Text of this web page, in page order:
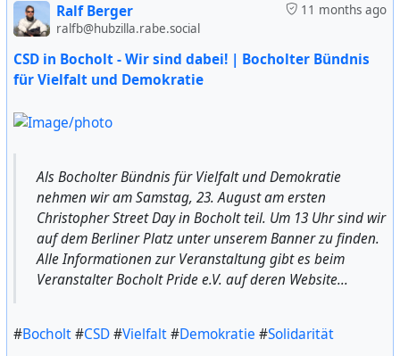
11 months ago
Ralf Berger
ralfb@hubzilla.rabe.social
CSD in Bocholt - Wir sind dabei! | Bocholter Bündnis
für Vielfalt und Demokratie
Als Bocholter Bündnis für Vielfalt und Demokratie
nehmen wir am Samstag, 23. August am ersten
Christopher Street Day in Bocholt teil. Um 13 Uhr sind wir
auf dem Berliner Platz unter unserem Banner zu finden.
Alle Informationen zur Veranstaltung gibt es beim
Veranstalter Bocholt Pride e.V. auf deren Website...
#Bocholt#CSD#Vielfalt#Demokratie #Solidarität